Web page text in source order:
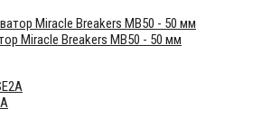
Miracle Breakers MB50 - 50 мм